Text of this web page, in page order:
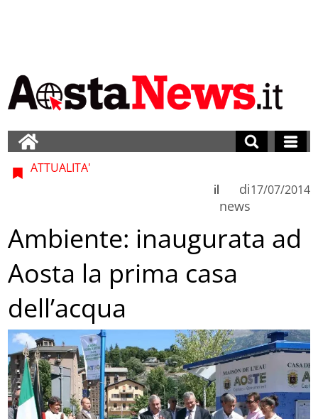
ATTUALITA'
di
news
il 17/07/2014
Ambiente: inaugurata ad
Aosta la prima casa
dell’acqua